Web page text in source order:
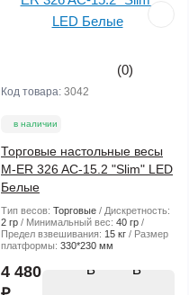
(0)
Код товара: 3042
в наличии
Торговые настольные весы
M-ER 326 AC-15.2 "Slim" LED
Белые
Тип весов: Торговые
Дискретность:
2 гр
Минимальный вес: 40 гр
Предел взвешивания: 15 кг
Размер
платформы: 330*230 мм
4 480
В